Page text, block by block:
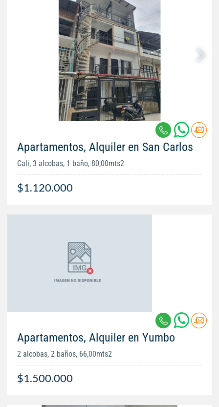
Apartamentos, Alquiler en San Carlos
Cali, 3 alcobas, 1 baño, 80,00mts2
$1.120.000
Apartamentos, Alquiler en Yumbo
2 alcobas, 2 baños, 66,00mts2
$1.500.000